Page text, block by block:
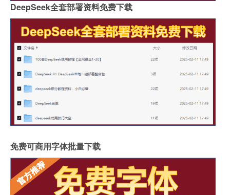
DeepSeek全套部署资料免费下载
免费可商用字体批量下载